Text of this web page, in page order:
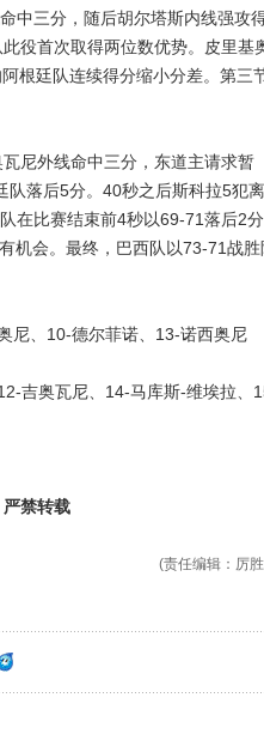
三分，随后胡尔塔斯内线强攻
役首次取得两位数优势。皮里基
根廷队连续得分缩小分差。第三
尼外线命中三分，东道主请求暂
队落后5分。40秒之后斯科拉5犯离
在比赛结束前4秒以69-71落后2分
机会。最终，巴西队以73-71战胜
、10-德尔菲诺、13-诺西奥尼
吉奥瓦尼、14-马库斯-维埃拉、
禁转载
(责任编辑：厉